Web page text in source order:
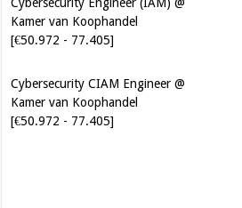
[€50.972 - 77.405]
Kamer van Koophandel
[€50.972 - 77.405]